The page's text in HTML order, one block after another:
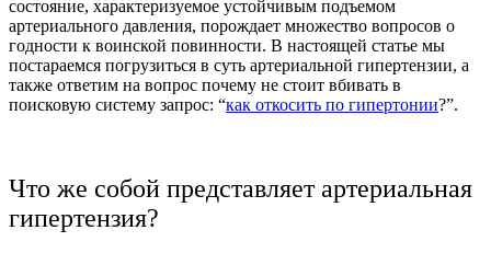
состояние, характеризуемое устойчивым подъемом
артериального давления, порождает множество вопросов о
годности к воинской повинности. В настоящей статье мы
постараемся погрузиться в суть артериальной гипертензии, а
также ответим на вопрос почему не стоит вбивать в
поисковую систему запрос: “как откосить по гипертонии?”.
Что же собой представляет артериальная
гипертензия?